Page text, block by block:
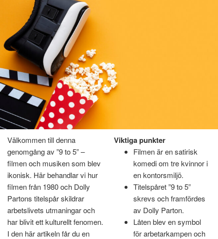
Hem»”9 to 5” – filmen och musiken som blev ikonisk
”9 to 5” – filmen och
musiken som blev ikonisk
november 16, 2025 Marcus Lindgren Av
Välkommen till denna
genomgång av ”9 to 5” –
filmen och musiken som blev
ikonisk. Här behandlar vi hur
filmen från 1980 och Dolly
Partons titelspår skildrar
arbetslivets utmaningar och
har blivit ett kulturellt fenomen.
I den här artikeln får du en
Viktiga punkter
Filmen är en satirisk
komedi om tre kvinnor i
en kontorsmiljö.
Titelspåret ”9 to 5”
skrevs och framfördes
av Dolly Parton.
Låten blev en symbol
för arbetarkampen och